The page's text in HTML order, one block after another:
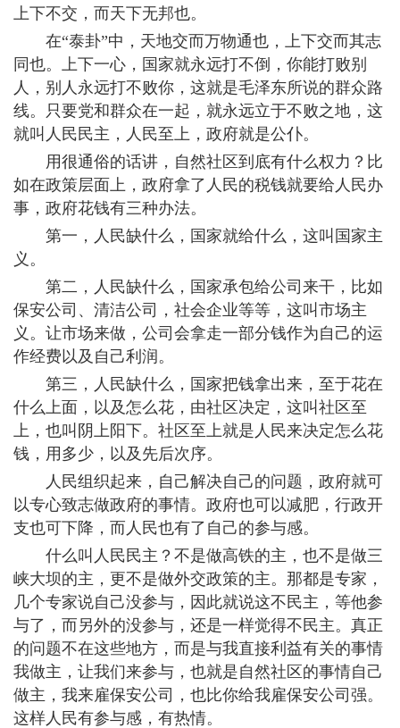
上下不交，而天下无邦也。
在“泰卦”中，天地交而万物通也，上下交而其志
同也。上下一心，国家就永远打不倒，你能打败别
人，别人永远打不败你，这就是毛泽东所说的群众路
线。只要党和群众在一起，就永远立于不败之地，这
就叫人民民主，人民至上，政府就是公仆。
用很通俗的话讲，自然社区到底有什么权力？比
如在政策层面上，政府拿了人民的税钱就要给人民办
事，政府花钱有三种办法。
第一，人民缺什么，国家就给什么，这叫国家主
义。
第二，人民缺什么，国家承包给公司来干，比如
保安公司、清洁公司，社会企业等等，这叫市场主
义。让市场来做，公司会拿走一部分钱作为自己的运
作经费以及自己利润。
第三，人民缺什么，国家把钱拿出来，至于花在
什么上面，以及怎么花，由社区决定，这叫社区至
上，也叫阴上阳下。社区至上就是人民来决定怎么花
钱，用多少，以及先后次序。
人民组织起来，自己解决自己的问题，政府就可
以专心致志做政府的事情。政府也可以减肥，行政开
支也可下降，而人民也有了自己的参与感。
什么叫人民民主？不是做高铁的主，也不是做三
峡大坝的主，更不是做外交政策的主。那都是专家，
几个专家说自己没参与，因此就说这不民主，等他参
与了，而另外的没参与，还是一样觉得不民主。真正
的问题不在这些地方，而是与我直接利益有关的事情
我做主，让我们来参与，也就是自然社区的事情自己
做主，我来雇保安公司，也比你给我雇保安公司强。
这样人民有参与感，有热情。